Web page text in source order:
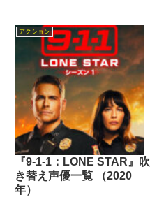
アクション
『9-1-1：LONE STAR』吹
き替え声優一覧 （2020
年）